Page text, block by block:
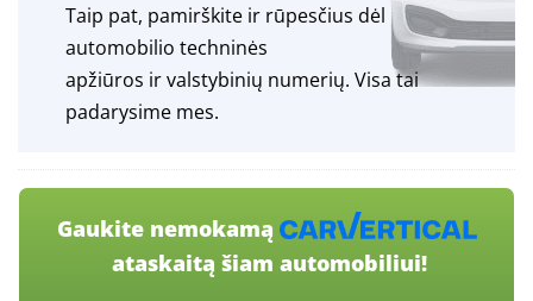
Taip pat, pamirškite ir rūpesčius dėl
automobilio techninės
apžiūros ir valstybinių numerių. Visa tai
padarysime mes.
Gaukite nemokamą
ataskaitą šiam automobiliui!